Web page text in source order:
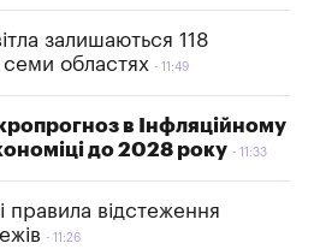
залишаються 118
семи областях
11:49
в Інфляційному
до 2028 року
11:33
правила відстеження
11:26